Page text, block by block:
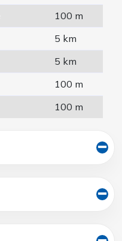
100 m
5 km
5 km
100 m
100 m